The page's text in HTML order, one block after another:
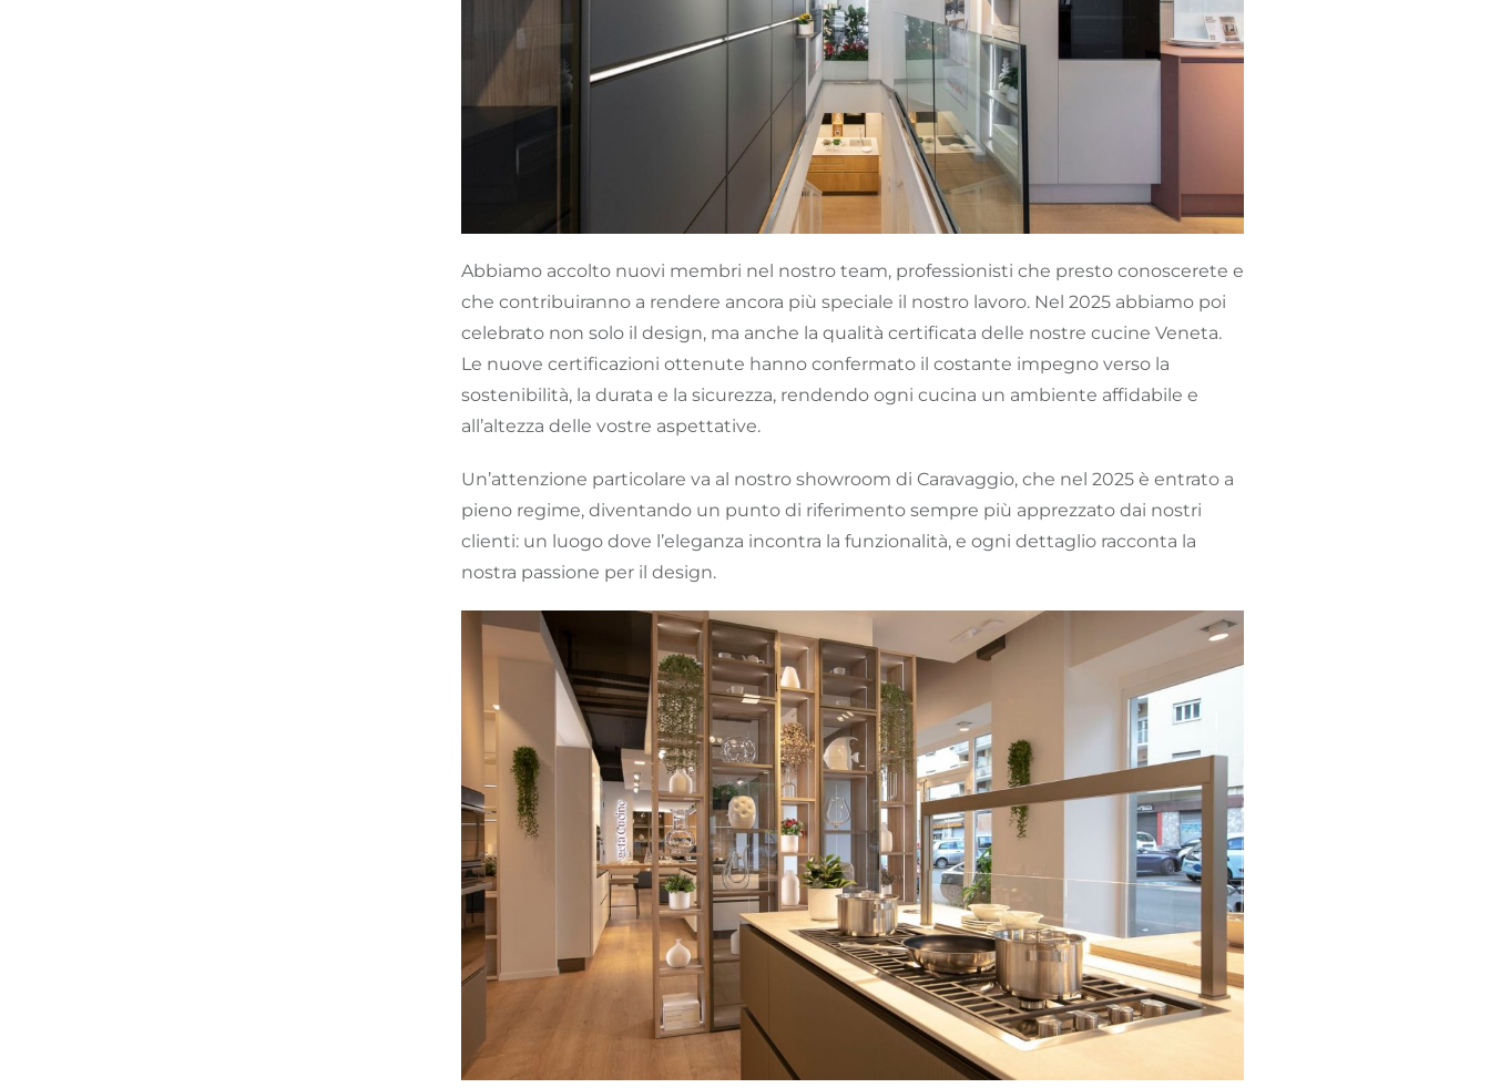
Abbiamo accolto nuovi membri nel nostro team, professionisti che presto conoscerete e
che contribuiranno a rendere ancora più speciale il nostro lavoro. Nel 2025 abbiamo poi
celebrato non solo il design, ma anche la qualità certificata delle nostre cucine Veneta.
Le nuove certificazioni ottenute hanno confermato il costante impegno verso la
sostenibilità, la durata e la sicurezza, rendendo ogni cucina un ambiente affidabile e
all’altezza delle vostre aspettative.
Un’attenzione particolare va al nostro showroom di Caravaggio, che nel 2025 è entrato a
pieno regime, diventando un punto di riferimento sempre più apprezzato dai nostri
clienti: un luogo dove l’eleganza incontra la funzionalità, e ogni dettaglio racconta la
nostra passione per il design.